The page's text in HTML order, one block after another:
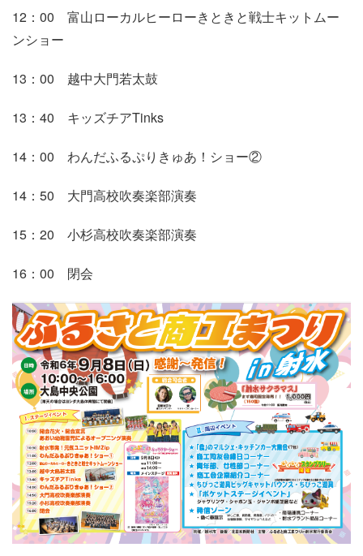
12：00 富山ローカルヒーローきときと戦士キットムー
ンショー
13：00 越中大門若太鼓
13：40 キッズチアTinks
14：00 わんだふるぷりきゅあ！ショー②
14：50 大門高校吹奏楽部演奏
15：20 小杉高校吹奏楽部演奏
16：00 閉会